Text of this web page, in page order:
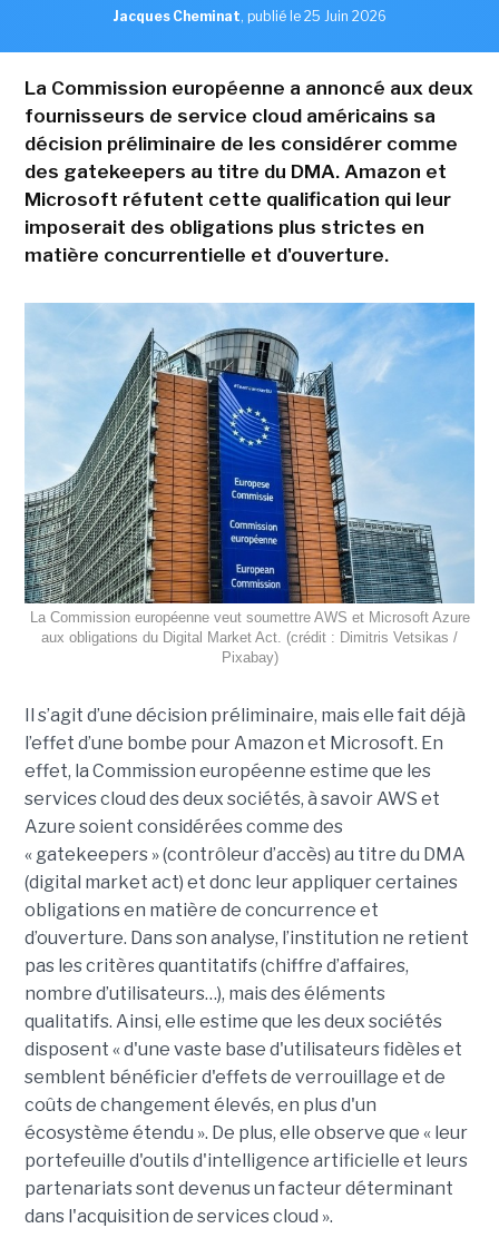
Jacques Cheminat, publié le 25 Juin 2026
La Commission européenne a annoncé aux deux
fournisseurs de service cloud américains sa
décision préliminaire de les considérer comme
des gatekeepers au titre du DMA. Amazon et
Microsoft réfutent cette qualification qui leur
imposerait des obligations plus strictes en
matière concurrentielle et d'ouverture.
La Commission européenne veut soumettre AWS et Microsoft Azure
aux obligations du Digital Market Act. (crédit : Dimitris Vetsikas /
Pixabay)
Il s’agit d’une décision préliminaire, mais elle fait déjà
l’effet d’une bombe pour Amazon et Microsoft. En
effet, la Commission européenne estime que les
services cloud des deux sociétés, à savoir AWS et
Azure soient considérées comme des
« gatekeepers » (contrôleur d’accès) au titre du DMA
(digital market act) et donc leur appliquer certaines
obligations en matière de concurrence et
d’ouverture. Dans son analyse, l’institution ne retient
pas les critères quantitatifs (chiffre d’affaires,
nombre d’utilisateurs…), mais des éléments
qualitatifs. Ainsi, elle estime que les deux sociétés
disposent « d'une vaste base d'utilisateurs fidèles et
semblent bénéficier d'effets de verrouillage et de
coûts de changement élevés, en plus d'un
écosystème étendu ». De plus, elle observe que « leur
portefeuille d'outils d'intelligence artificielle et leurs
partenariats sont devenus un facteur déterminant
dans l'acquisition de services cloud ».